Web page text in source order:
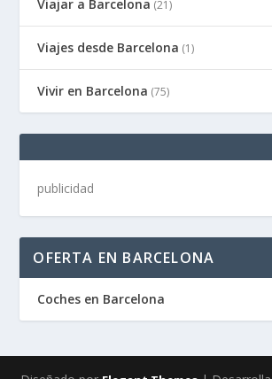
Viajar a Barcelona (21)
Viajes desde Barcelona (1)
Vivir en Barcelona (75)
publicidad
OFERTA EN BARCELONA
Coches en Barcelona